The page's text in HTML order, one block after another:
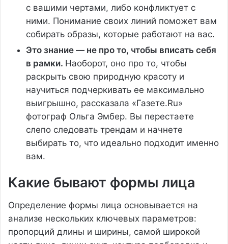
с вашими чертами, либо конфликтует с
ними. Понимание своих линий поможет вам
собирать образы, которые работают на вас.
Это знание — не про то, чтобы вписать себя
в рамки. Наоборот, оно про то, чтобы
раскрыть свою природную красоту и
научиться подчеркивать ее максимально
выигрышно, рассказала «Газете.Ru»
фотограф Ольга Эмбер. Вы перестаете
слепо следовать трендам и начнете
выбирать то, что идеально подходит именно
вам.
Какие бывают формы лица
Определение формы лица основывается на
анализе нескольких ключевых параметров:
пропорций длины и ширины, самой широкой